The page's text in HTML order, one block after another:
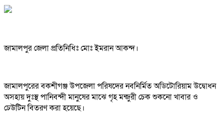
জামালপুর জেলা প্রতিনিধিঃ মোঃ ইমরান আকন্দ।
জামালপুরের বকশীগঞ্জ উপজেলা পরিষদের নবনির্মিত অডিটোরিয়াম উদ্বোধন
অসহায় দুঃস্থ পানিবন্দী মানুষের মাঝে গৃহ মন্জুরী চেক শুকনো খাবার ও
ঢেউটিন বিতরণ করা হয়েছে।